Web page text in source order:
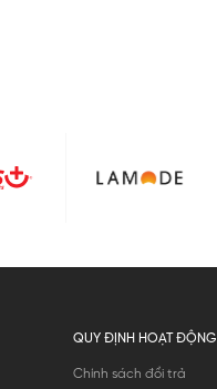
QUY ĐỊNH HOẠT ĐỘNG
Chính sách đổi trả